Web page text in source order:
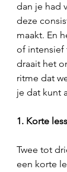
dan je had
deze
maakt. En
of intensief
draait het
ritme dat
je dat kunt
1. Korte
Twee tot
een korte